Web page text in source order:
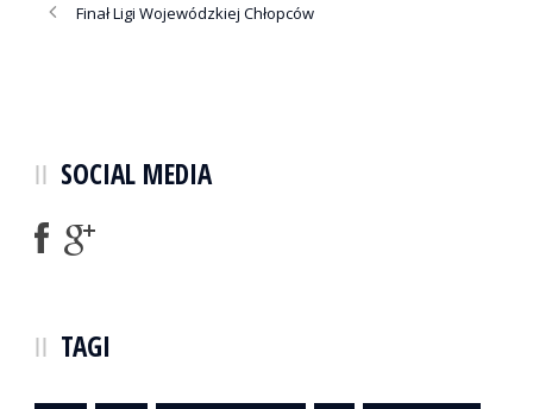
Finał Ligi Wojewódzkiej Chłopców
SOCIAL MEDIA
TAGI